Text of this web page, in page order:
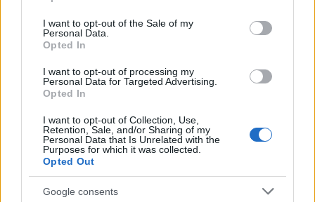
I want to opt-out of the Sale of my
Personal Data.
Opted In
I want to opt-out of processing my
Personal Data for Targeted Advertising.
Opted In
I want to opt-out of Collection, Use,
Retention, Sale, and/or Sharing of my
Personal Data that Is Unrelated with the
Purposes for which it was collected.
Opted Out
Google consents
debito di 2.410 miliardi, il dato di
fine anno a
miliardi conferma un record storico
nell’aumento pari a 159 miliardi: uno strascico
degli effetti economici della pandemia che si
trascinerà nel tempo e che, per sanarlo, richiederà
sacrifici o peggio tassi elevati di inflazione per
diversi anni.